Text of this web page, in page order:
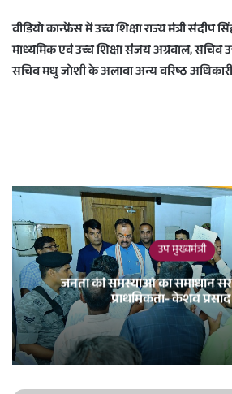
वीडियो कान्फ्रेंस में उच्च शिक्षा राज्य मंत्री संदीप
माध्यमिक एवं उच्च शिक्षा संजय अग्रवाल, सचिव
सचिव मधु जोशी के अलावा अन्य वरिष्ठ अधिकारी
उप मुख्यमंत्री
जनता की समस्याओं का समाधान
प्राथमिकता- केशव प्रसाद